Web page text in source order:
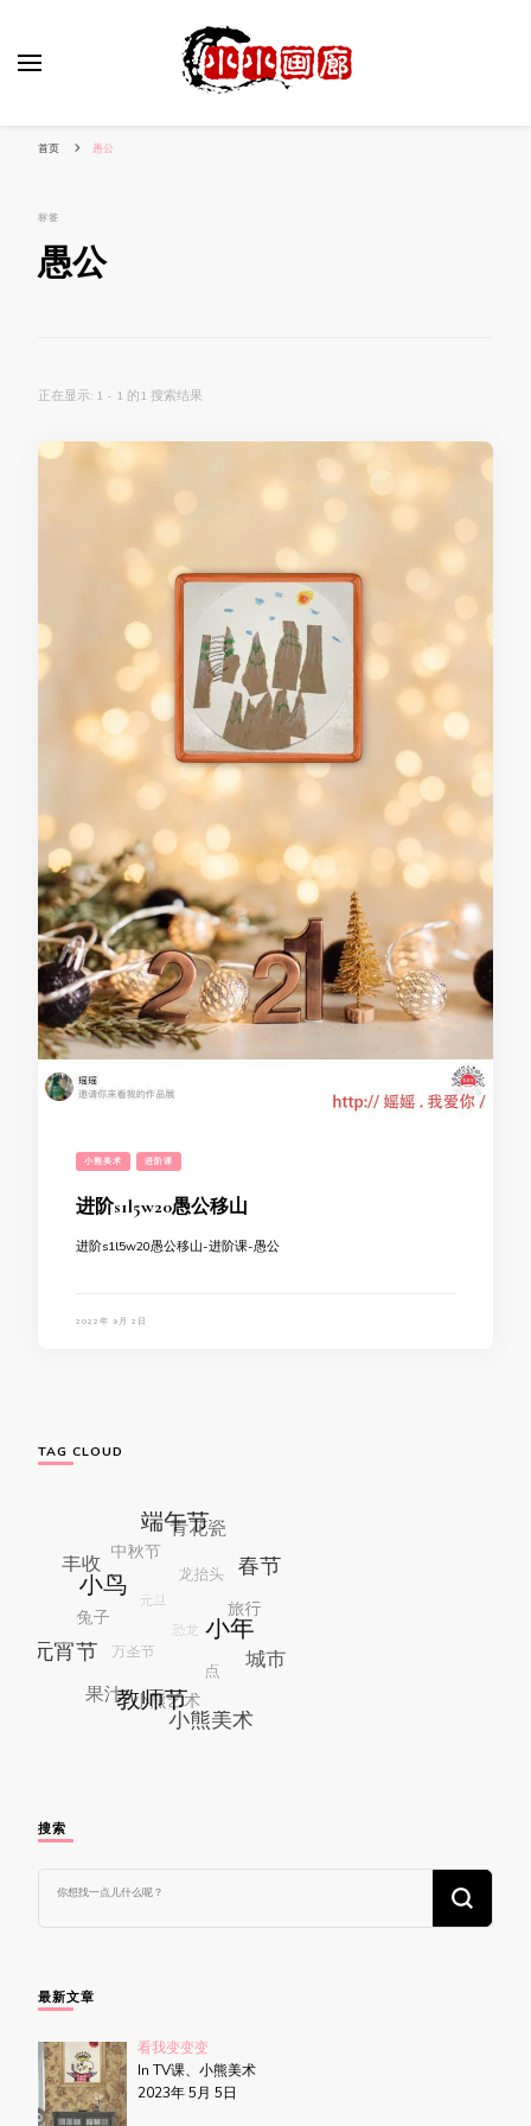
首页 愚公
标签
愚公
正在显示: 1 - 1 的1 搜索结果
小熊美术 进阶课
进阶s1l5w20愚公移山
进阶s1l5w20愚公移山-进阶课-愚公
2022年 9月 2日
TAG CLOUD
搜索
么
吗?
最新文章
看我变变变
In TV课、小熊美术
2023年 5月 5日